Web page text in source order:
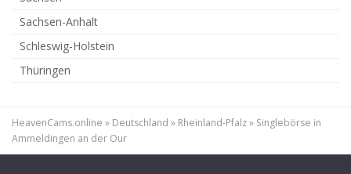
Sachsen-Anhalt
Schleswig-Holstein
Thüringen
HeavenCams.online » Deutschland » Rheinland-Pfalz» Singlebörse in
Ammeldingen an der Our